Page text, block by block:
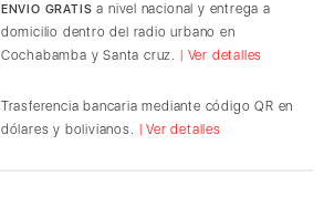
ENVIO GRATIS a nivel nacional y entrega a
domicilio dentro del radio urbano en
Cochabamba y Santa cruz.
| Ver detalles
Trasferencia bancaria mediante código QR en
dólares y bolivianos.
| Ver detalles